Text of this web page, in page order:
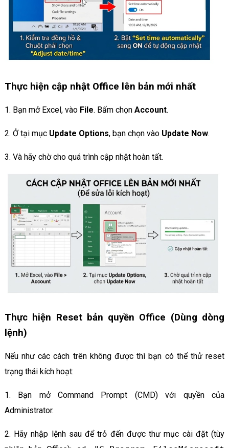
Thực hiện cập nhật Office lên bản mới nhất
1. Bạn mở Excel, vào File. Bấm chọn Account.
2. Ở tại mục Update Options, bạn chọn vào Update Now.
3. Và hãy chờ cho quá trình cập nhật hoàn tất.
Thực hiện Reset bản quyền Office (Dùng dòng
lệnh)
Nếu như các cách trên không được thì bạn có thể thử reset
trạng thái kích hoạt:
1. Bạn mở Command Prompt (CMD) với quyền của
Administrator.
2. Hãy nhập lệnh sau để trỏ đến được thư mục cài đặt (tùy